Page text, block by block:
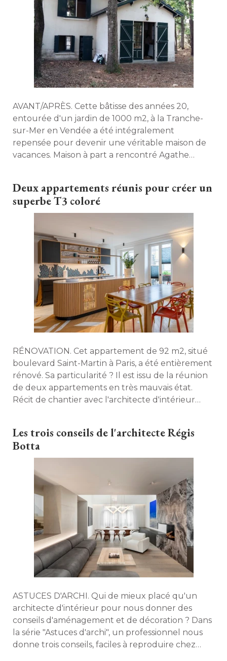
AVANT/APRÈS. Cette bâtisse des années 20,
entourée d'un jardin de 1000 m2, à la Tranche-
sur-Mer en Vendée a été intégralement
repensée pour devenir une véritable maison de
vacances. Maison à part a rencontré Agathe
Deux appartements réunis pour créer un
superbe T3 coloré
RÉNOVATION. Cet appartement de 92 m2, situé
boulevard Saint-Martin à Paris, a été entièrement
rénové. Sa particularité ? Il est issu de la réunion
de deux appartements en très mauvais état.
Récit de chantier avec l'architecte d'intérieur
Les trois conseils de l'architecte Régis
Botta
ASTUCES D'ARCHI. Qui de mieux placé qu'un
architecte d'intérieur pour nous donner des
conseils d'aménagement et de décoration ? Dans
la série "Astuces d'archi", un professionnel nous
donne trois conseils, faciles à reproduire chez